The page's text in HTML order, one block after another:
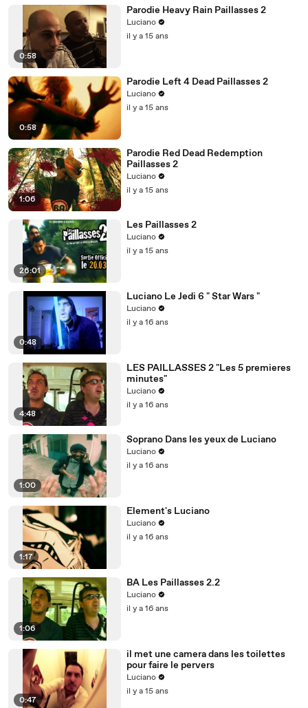
0:58
Parodie Heavy Rain Paillasses 2
Luciano
il y a 15 ans
0:58
Parodie Left 4 Dead Paillasses 2
Luciano
il y a 15 ans
1:06
Parodie Red Dead Redemption
Paillasses 2
Luciano
il y a 15 ans
26:01
Les Paillasses 2
Luciano
il y a 15 ans
0:48
Luciano Le Jedi 6 " Star Wars "
Luciano
il y a 16 ans
4:48
LES PAILLASSES 2 "Les 5 premieres
minutes"
Luciano
il y a 16 ans
1:00
Soprano Dans les yeux de Luciano
Luciano
il y a 16 ans
1:17
Element's Luciano
Luciano
il y a 16 ans
1:06
BA Les Paillasses 2.2
Luciano
il y a 16 ans
0:47
il met une camera dans les toilettes
pour faire le pervers
Luciano
il y a 15 ans